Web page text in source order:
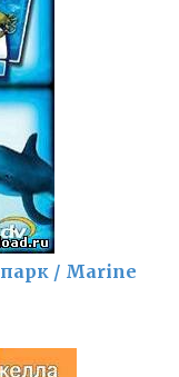
/ Marine